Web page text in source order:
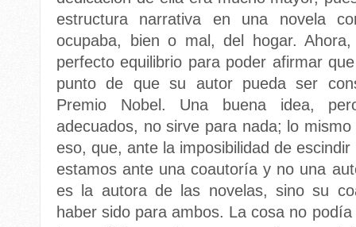
estructura narrativa en una novela
ocupaba, bien o mal, del hogar.
perfecto equilibrio para poder afirmar
punto de que su autor pueda ser
Premio Nobel. Una buena idea,
adecuados, no sirve para nada; lo
eso, que, ante la imposibilidad de
estamos ante una coautoría y no una
es la autora de las novelas, sino su
haber sido para ambos. La cosa no